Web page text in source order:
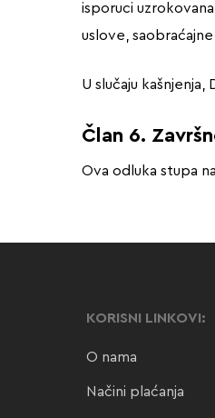
isporuci
uslove,
U slučaju
Član 6.
Ova odluka stupa
KORISNI LINKOVI:
O nama
Načini plaćanja